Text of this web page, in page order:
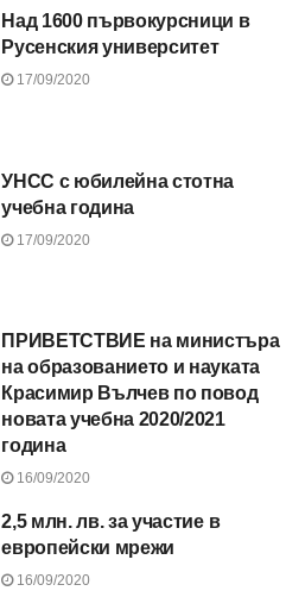
Над 1600 първокурсници в
Русенския университет
17/09/2020
УНСС с юбилейна стотна
учебна година
17/09/2020
ПРИВЕТСТВИЕ на министъра
на образованието и науката
Красимир Вълчев по повод
новата учебна 2020/2021
година
16/09/2020
2,5 млн. лв. за участие в
европейски мрежи
16/09/2020